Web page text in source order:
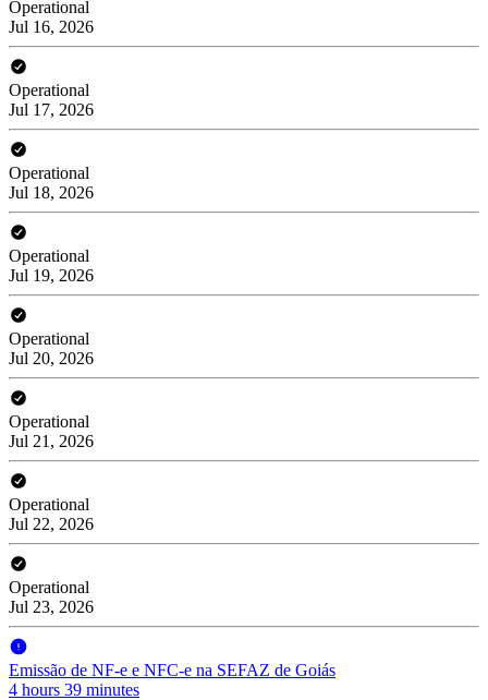
Operational
Jul 16, 2026
Operational
Jul 17, 2026
Operational
Jul 18, 2026
Operational
Jul 19, 2026
Operational
Jul 20, 2026
Operational
Jul 21, 2026
Operational
Jul 22, 2026
Operational
Jul 23, 2026
Emissão de NF-e e NFC-e na SEFAZ de Goiás
4 hours 39 minutes